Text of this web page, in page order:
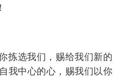
拣选我们，赐给我们新的
我中心的心，赐我们以你